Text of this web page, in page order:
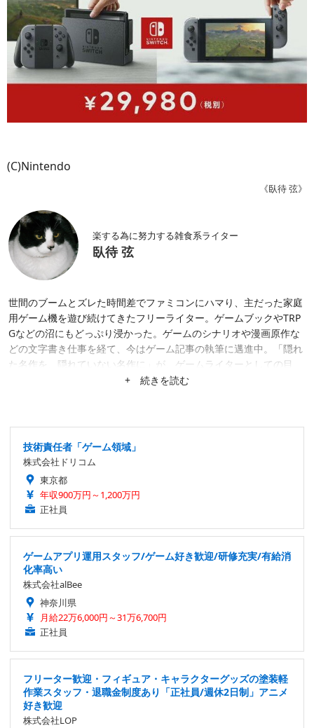
(C)Nintendo
《臥待 弦》
楽する為に努力する雑食系ライター
臥待 弦
世間のブームとズレた時間差でファミコンにハマり、主だった家庭
用ゲーム機を遊び続けてきたフリーライター。ゲームブックやTRP
Gなどの沼にもどっぷり浸かった。ゲームのシナリオや漫画原作な
どの文字書き仕事を経て、今はゲーム記事の執筆に邁進中。「隠れ
た名作を、隠れていない名作に」が、ゲームライターとしての目
標。隙あらば、あまり知られていない作品にスポットを当てたが
+ 続きを読む
技術責任者「ゲーム領域」
株式会社ドリコム
東京都
年収900万円～1,200万円
正社員
ゲームアプリ運用スタッフ/ゲーム好き歓迎/研修充実/有給消
化率高い
株式会社alBee
神奈川県
月給22万6,000円～31万6,700円
正社員
フリーター歓迎・フィギュア・キャラクターグッズの塗装軽
作業スタッフ・退職金制度あり「正社員/週休2日制」アニメ
好き歓迎
株式会社LOP